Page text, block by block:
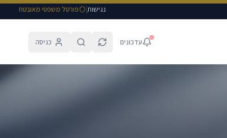
נגישות| פורטל משפטי מאובטח
עדכונים כניסה